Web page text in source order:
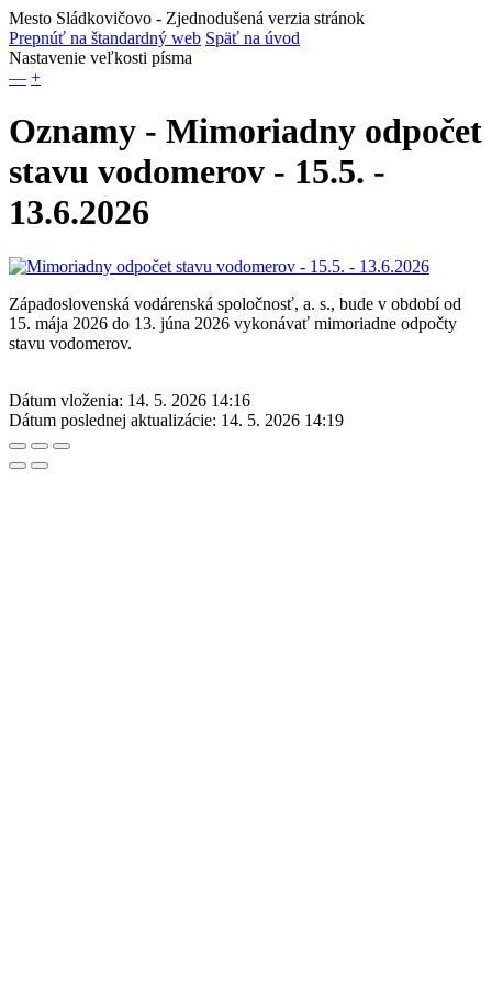
Mesto Sládkovičovo - Zjednodušená verzia stránok
Prepnúť na štandardný web Späť na úvod
Nastavenie veľkosti písma
— +
Oznamy - Mimoriadny odpočet
stavu vodomerov - 15.5. -
13.6.2026
Západoslovenská vodárenská spoločnosť, a. s., bude v období od
15. mája 2026 do 13. júna 2026 vykonávať mimoriadne odpočty
stavu vodomerov.
Dátum vloženia: 14. 5. 2026 14:16
Dátum poslednej aktualizácie: 14. 5. 2026 14:19